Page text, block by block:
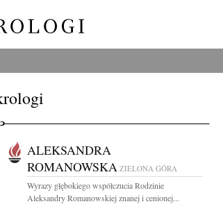
ALEKSANDRA
ROMANOWSKA ZIELONA GÓRA
Wyrazy głębokiego współczucia Rodzinie
Aleksandry Romanowskiej znanej i cenionej...